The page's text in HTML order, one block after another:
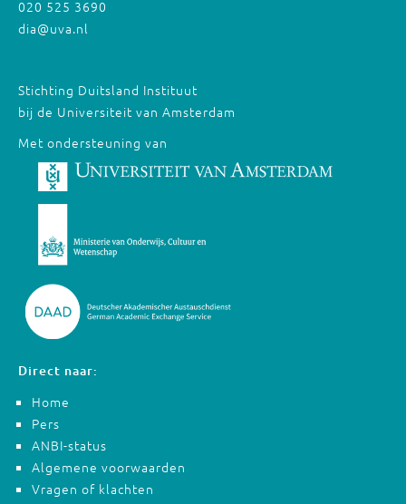
020 525 3690
dia@uva.nl
Stichting Duitsland Instituut
bij de Universiteit van Amsterdam
Met ondersteuning van
Direct naar:
Home
Pers
ANBI-status
Algemene voorwaarden
Vragen of klachten